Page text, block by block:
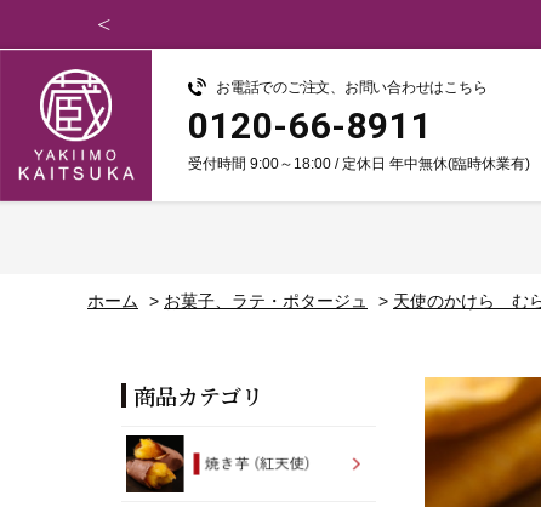
お電話でのご注文、お問い合わせはこちら
0120-66-8911
受付時間 9:00～18:00 / 定休日 年中無休(臨時休業有)
ホーム > お菓子、ラテ・ポタージュ > 天使のかけら む
商品カテゴリ